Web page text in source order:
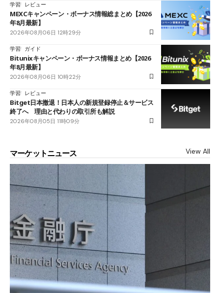
学習 レビュー
MEXCキャンペーン・ボーナス情報総まとめ【2026
年8月最新】
2026年08月06日 12時29分
学習 ガイド
Bitunixキャンペーン・ボーナス情報まとめ【2026
年8月最新】
2026年08月06日 10時22分
学習 レビュー
Bitget日本撤退！日本人の新規登録停止＆サービス
終了へ 理由と代わりの取引所も解説
2026年08月05日 11時09分
マーケットニュース View All